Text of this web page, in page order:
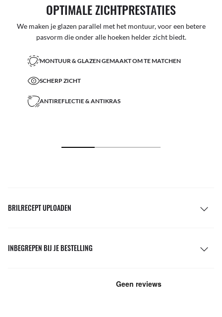
OPTIMALE ZICHTPRESTATIES
We maken je glazen parallel met het montuur, voor een betere
pasvorm die onder alle hoeken helder zicht biedt.
MONTUUR & GLAZEN GEMAAKT OM TE MATCHEN
SCHERP ZICHT
ANTIREFLECTIE & ANTIKRAS
BRILRECEPT UPLOADEN
INBEGREPEN BIJ JE BESTELLING